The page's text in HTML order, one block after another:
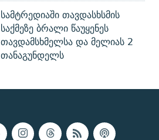
სამტრედიაში თავდასხსმის
საქმეზე ბრალი წაუყენეს
თავდამსხმელსა და მელიას 2
თანაგუნდელს